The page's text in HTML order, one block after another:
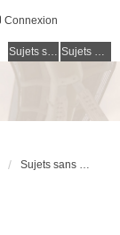
Connexion
Sujets sans réponse Sujets actifs
Sujets sans réponse